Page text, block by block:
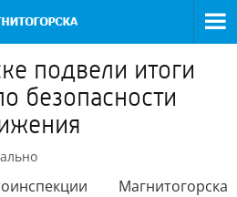
подвели итоги
безопасности
Магнитогорска